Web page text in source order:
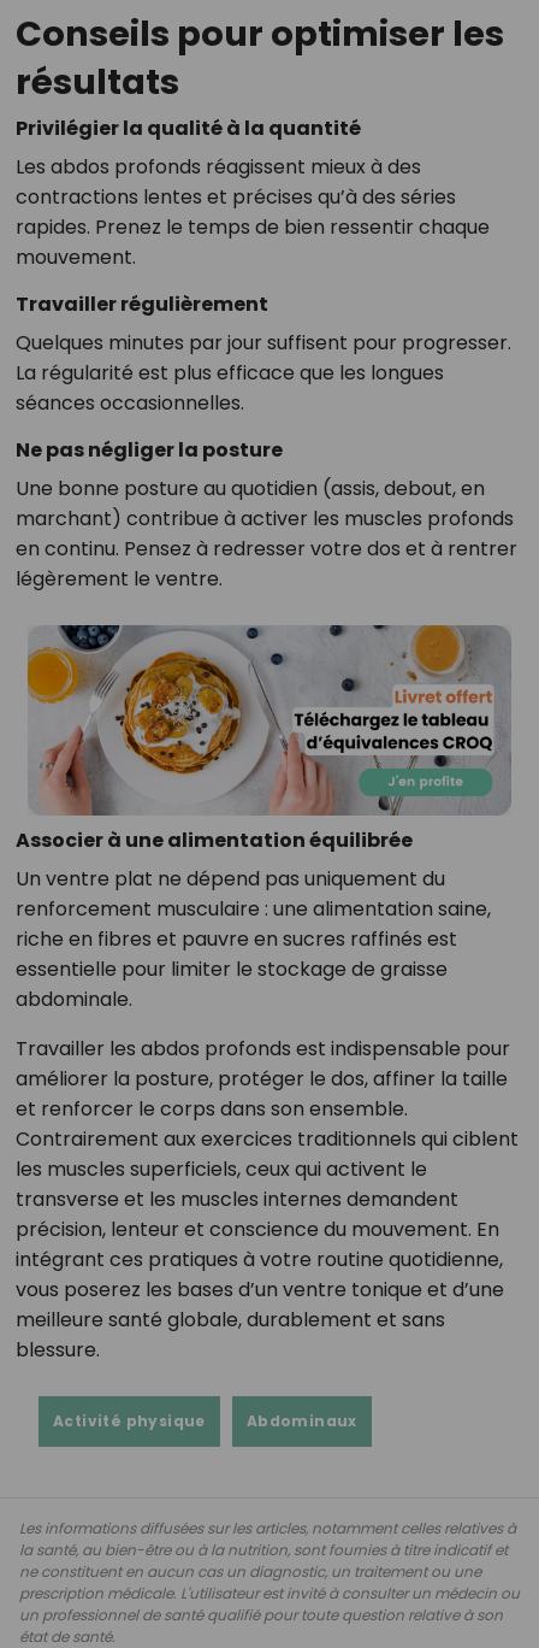
Conseils pour optimiser les
résultats
Privilégier la qualité à la quantité
Les abdos profonds réagissent mieux à des
contractions lentes et précises qu’à des séries
rapides. Prenez le temps de bien ressentir chaque
mouvement.
Travailler régulièrement
Quelques minutes par jour suffisent pour progresser.
La régularité est plus efficace que les longues
séances occasionnelles.
Ne pas négliger la posture
Une bonne posture au quotidien (assis, debout, en
marchant) contribue à activer les muscles profonds
en continu. Pensez à redresser votre dos et à rentrer
légèrement le ventre.
Associer à une alimentation équilibrée
Un ventre plat ne dépend pas uniquement du
renforcement musculaire : une alimentation saine,
riche en fibres et pauvre en sucres raffinés est
essentielle pour limiter le stockage de graisse
abdominale.
Travailler les abdos profonds est indispensable pour
améliorer la posture, protéger le dos, affiner la taille
et renforcer le corps dans son ensemble.
Contrairement aux exercices traditionnels qui ciblent
les muscles superficiels, ceux qui activent le
transverse et les muscles internes demandent
précision, lenteur et conscience du mouvement. En
intégrant ces pratiques à votre routine quotidienne,
vous poserez les bases d’un ventre tonique et d’une
meilleure santé globale, durablement et sans
blessure.
Activité physique Abdominaux
Les informations diffusées sur les articles, notamment celles relatives à
la santé, au bien-être ou à la nutrition, sont fournies à titre indicatif et
ne constituent en aucun cas un diagnostic, un traitement ou une
prescription médicale. L'utilisateur est invité à consulter un médecin ou
un professionnel de santé qualifié pour toute question relative à son
état de santé.